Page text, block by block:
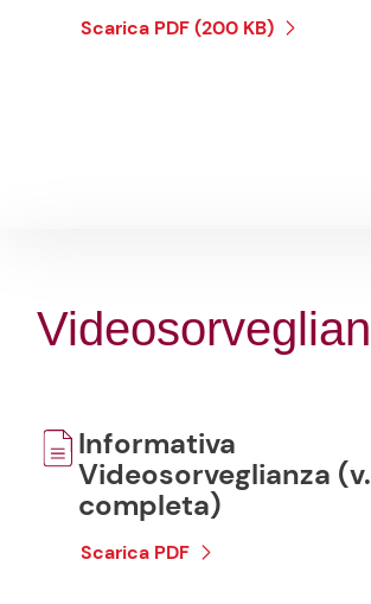
Scarica PDF (200 KB)
Informativa
Videosorveglianza (v.
completa)
Scarica PDF